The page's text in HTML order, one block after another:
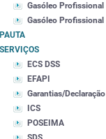
Gasóleo Profissional
Gasóleo Profissional
PAUTA
SERVIÇOS
ECS DSS
EFAPI
Garantias/
ICS
POSEIMA